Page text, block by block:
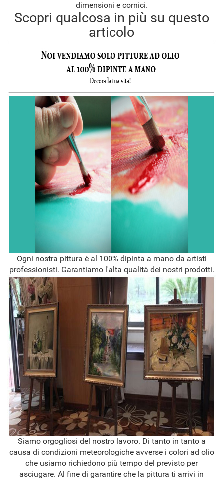
dimensioni e cornici.
Scopri qualcosa in più su questo
articolo
Ogni nostra pittura è al 100% dipinta a mano da artisti
professionisti. Garantiamo l'alta qualità dei nostri prodotti.
Siamo orgogliosi del nostro lavoro. Di tanto in tanto a
causa di condizioni meteorologiche avverse i colori ad olio
che usiamo richiedono più tempo del previsto per
asciugare. Al fine di garantire che la pittura ti arrivi in